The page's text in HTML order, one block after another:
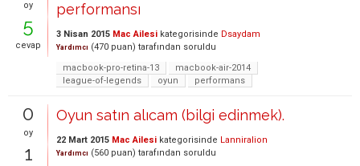
oy
5
cevap
performansı
3 Nisan 2015 Mac Ailesi kategorisinde Dsaydam
Yardımcı (470 puan) tarafından soruldu
macbook-pro-retina-13
macbook-air-2014
league-of-legends
oyun performans
0
oy
1
Oyun satın alıcam (bilgi edinmek).
22 Mart 2015 Mac Ailesi kategorisinde Lanniralion
Yardımcı (560 puan) tarafından soruldu